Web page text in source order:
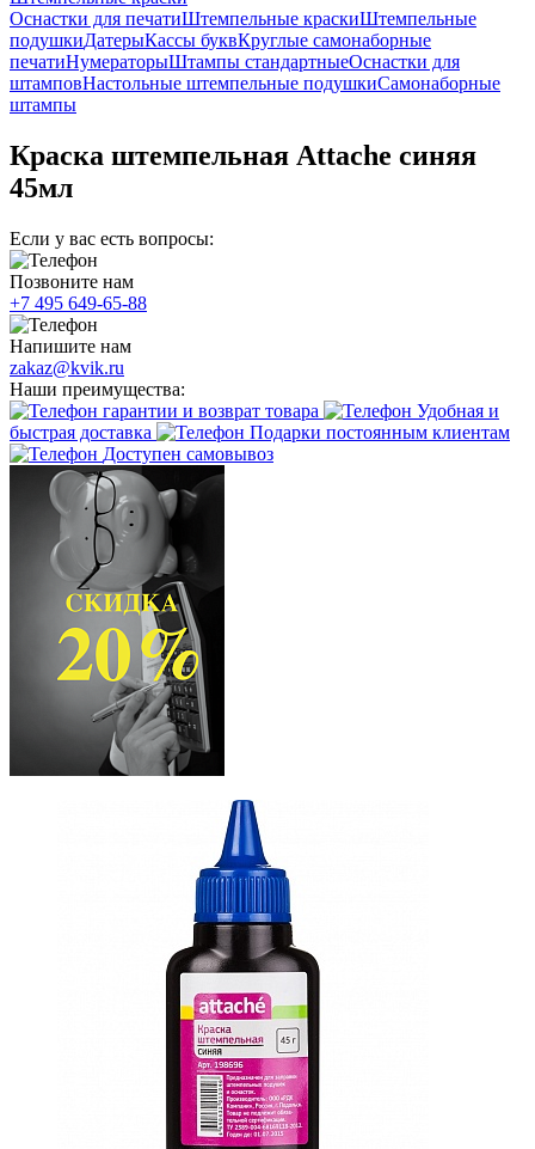
Оснастки для печатиШтемпельные краскиШтемпельные
подушкиДатерыКассы буквКруглые самонаборные
печатиНумераторыШтампы стандартныеОснастки для
штамповНастольные штемпельные подушкиСамонаборные
штампы
Краска штемпельная Attache синяя
45мл
Если у вас есть вопросы:
Позвоните нам
+7 495 649-65-88
Напишите нам
zakaz@kvik.ru
Наши преимущества:
гарантии и возврат товара
Удобная и
быстрая доставка
Подарки постоянным клиентам
Доступен самовывоз